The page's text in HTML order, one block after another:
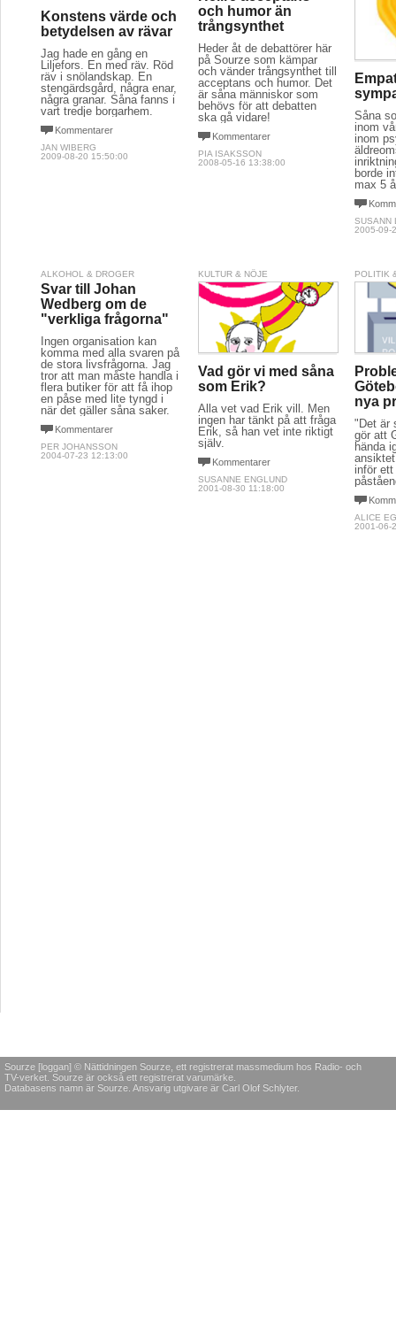
Konstens värde och
betydelsen av rävar
Jag hade en gång en
Liljefors. En med räv. Röd
räv i snölandskap. En
stengärdsgård, några enar,
några granar. Såna fanns i
vart tredje borgarhem.
Kommentarer
JAN WIBERG
2009-08-20 15:50:00
och humor än
trångsynthet
Heder åt de debattörer här
på Sourze som kämpar
och vänder trångsynthet till
acceptans och humor. Det
är såna människor som
behövs för att debatten
ska gå vidare!
Kommentarer
PIA ISAKSSON
2008-05-16 13:38:00
Såna
inom
inom
borde
max 5
SUSANN
2005-09-
ALKOHOL & DROGER
Svar till Johan
Wedberg om de
"verkliga frågorna"
Ingen organisation kan
komma med alla svaren på
de stora livsfrågorna. Jag
tror att man måste handla i
flera butiker för att få ihop
en påse med lite tyngd i
när det gäller såna saker.
Kommentarer
PER JOHANSSON
2004-07-23 12:13:00
KULTUR & NÖJE
Vad gör vi med såna
som Erik?
Alla vet vad Erik vill. Men
ingen har tänkt på att fråga
Erik, så han vet inte riktigt
själv.
Kommentarer
SUSANNE ENGLUND
2001-08-30 11:18:00
POLITIK
nya
"Det är
gör att
hända
inför
ALICE
2001-06-
Sourze [loggan] © Nättidningen Sourze, ett registrerat massmedium hos Radio- och
TV-verket. Sourze är också ett registrerat varumärke.
Databasens namn är Sourze. Ansvarig utgivare är Carl Olof Schlyter.